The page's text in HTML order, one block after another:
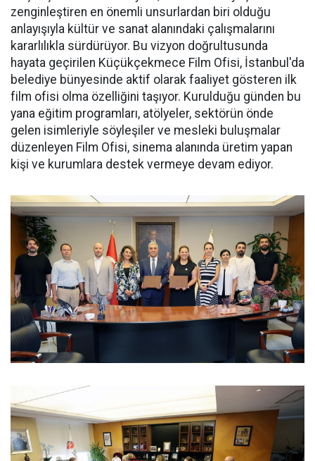
zenginleştiren en önemli unsurlardan biri olduğu
anlayışıyla kültür ve sanat alanındaki çalışmalarını
kararlılıkla sürdürüyor. Bu vizyon doğrultusunda
hayata geçirilen Küçükçekmece Film Ofisi, İstanbul'da
belediye bünyesinde aktif olarak faaliyet gösteren ilk
film ofisi olma özelliğini taşıyor. Kurulduğu günden bu
yana eğitim programları, atölyeler, sektörün önde
gelen isimleriyle söyleşiler ve mesleki buluşmalar
düzenleyen Film Ofisi, sinema alanında üretim yapan
kişi ve kurumlara destek vermeye devam ediyor.